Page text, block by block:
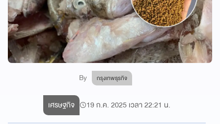
By กรุงเทพธุรกิจ
เศรษฐกิจ 19 ก.ค. 2025 เวลา 22:21 น.